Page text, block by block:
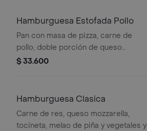
Hamburguesa Estofada Pollo
Pan con masa de pizza, carne de
pollo, doble porción de queso
mozzarella, jamón, vegetales y salsa
$ 33.600
Hamburguesa Clasica
Carne de res, queso mozzarella,
tocineta, melao de piña y vegetales y